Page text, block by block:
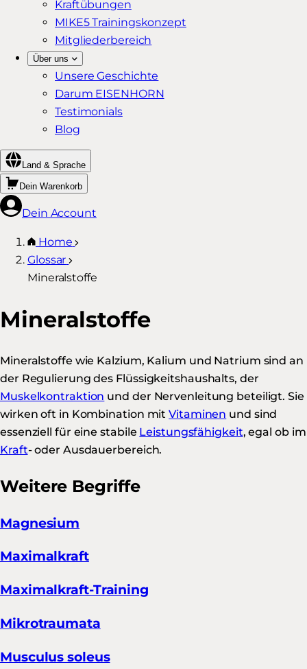
Kraftübungen
MIKE5 Trainingskonzept
Mitgliederbereich
Über uns
Unsere Geschichte
Darum EISENHORN
Testimonials
Blog
Land & Sprache
Dein Warenkorb
Dein Account
Home
Glossar
Mineralstoffe
Mineralstoffe
Mineralstoffe wie Kalzium, Kalium und Natrium sind an
der Regulierung des Flüssigkeitshaushalts, der
Muskelkontraktion und der Nervenleitung beteiligt. Sie
wirken oft in Kombination mitVitaminen und sind
essenziell für eine stabile Leistungsfähigkeit, egal ob im
Kraft- oder Ausdauerbereich.
Weitere Begriffe
Magnesium
Maximalkraft
Maximalkraft-Training
Mikrotraumata
Musculus soleus